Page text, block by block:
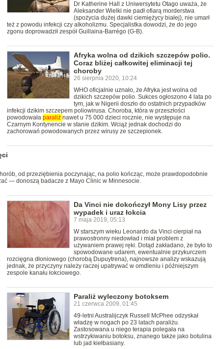
Dr Katherine Hall z Uniwersytetu Otago uważa, że
Aleksander Wielki nie padł ofiarą morderstwa
(spożycia dużej dawki ciemiężycy białej), nie umarł
też z powodu infekcji czy alkoholizmu. Specjalistka dowodzi, że do jego
zgonu doprowadził zespół Guillaina-Barrégo (G-B).
Afryka wolna od dzikich szczepów polio.
Coraz bliżej całkowitej eliminacji tej
choroby
26 sierpnia 2020, 10:24
WHO oficjalnie uznało, że Afryka jest wolna od
dzikich szczepów polio. Sukces ogłoszono 4 lata po
tym, jak w Nigerii doszło do ostatnich przypadków
infekcji dzikim szczepem poliowirusa. Choroba, która w przeszłości
powodowała paraliż nawet u 75 000 dzieci rocznie, nie występuje na
Czarnym Kontynencie w stanie dzikim. Wciąż jednak dochodzi do
zachorowań powodowanych przez wirusy ze szczepionek.
od przeziębienia poczynając, na polio kończąc, może prawdopodobnie
— donoszą badacze z Mayo Clinic w Minnesocie.
Da Vinci nie dokończył Mony Lisy przez
wypadek i uraz łokcia
7 maja 2019, 05:13
W starszym wieku Leonardo da Vinci cierpiał na
prawostronny niedowład i miał problem z
używaniem prawej ręki. Dotąd zakładano, że było to
spowodowane udarem, ewentualnie przykurczem
rozcięgna dłoniowego (chorobą Dupuytrena), najnowsze analizy wskazują
jednak, że przyczyny należy raczej upatrywać w omdleniu i późniejszym
zespole kanału łokciowego.
Paraliż wyleczony botoksem
21 czerwca 2009, 01:45
49-letni Australijczyk Russell McPhee odzyskał
władzę w nogach po 23 latach paraliżu.
Zastosowana u niego terapia polegała na
wstrzykiwaniu botoksu, znanego także jako botulina
lub jad kiełbasiany.